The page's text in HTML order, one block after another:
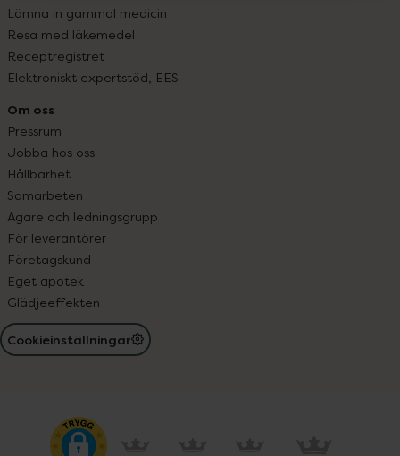
Lämna in gammal medicin
Resa med läkemedel
Receptregistret
Elektroniskt expertstöd, EES
Om oss
Pressrum
Jobba hos oss
Hållbarhet
Samarbeten
Ägare och ledningsgrupp
För leverantörer
Företagskund
Eget apotek
Glädjeeffekten
Cookieinställningar